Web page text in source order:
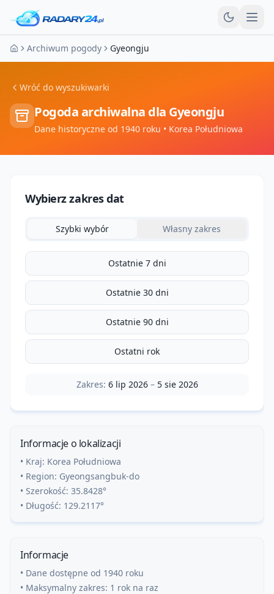
Strona główna
Archiwum pogody Gyeongju
Wróć do wyszukiwarki
Pogoda archiwalna dla Gyeongju
Dane historyczne od 1940 roku • Korea Południowa
Wybierz zakres dat
Szybki wybór Własny zakres
Ostatnie 7 dni
Ostatnie 30 dni
Ostatnie 90 dni
Ostatni rok
Zakres: 6 lip 2026– 5 sie 2026
Informacje o lokalizacji
• Kraj: Korea Południowa
• Region: Gyeongsangbuk-do
• Szerokość: 35.8428°
• Długość: 129.2117°
Informacje
• Dane dostępne od 1940 roku
• Maksymalny zakres: 1 rok na raz